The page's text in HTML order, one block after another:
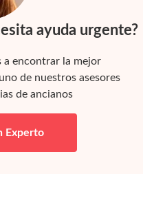
ayuda urgente?
a encontrar la mejor
de nuestros asesores
de ancianos
Experto